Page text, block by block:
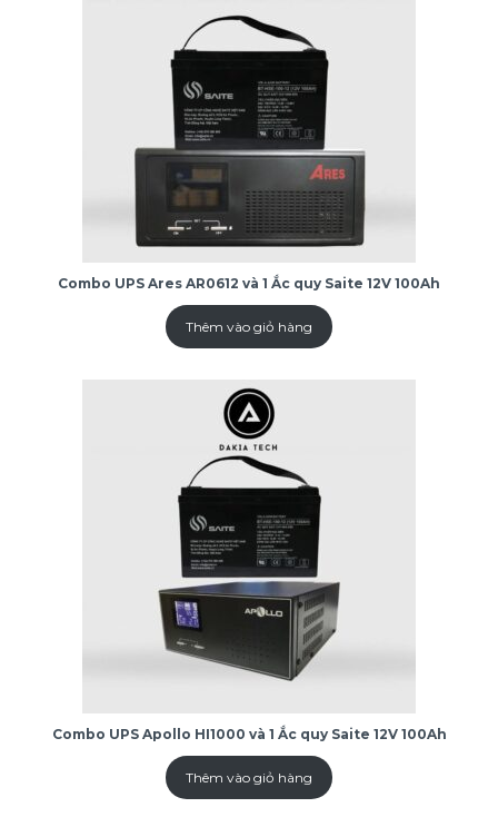
Combo UPS Ares AR0612 và 1 Ắc quy Saite 12V 100Ah
Thêm vào giỏ hàng
Combo UPS Apollo HI1000 và 1 Ắc quy Saite 12V 100Ah
Thêm vào giỏ hàng